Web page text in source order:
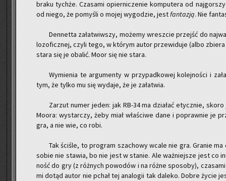
braku tych­że. Cza­sa­mi opier­ni­cze­nie kom­pu­te­ra od
od niego, że po­my­śli o mojej wy­go­dzie, jestfan­ta­zją. Nie
Den­net­ta za­ła­twiw­szy, mo­że­my wresz­cie przejść do
lo­zo­ficz­nej, czyli tego, w któ­rym autor prze­wi­du­je (albo
stara się je oba­lić. Moor się nie stara.
Wy­mie­nia te ar­gu­men­ty w przy­pad­ko­wej ko­lej­no­ści i
tym, że tylko mu się wy­da­je, że je za­ła­twia.
Za­rzut numer jeden: jak RB-34 ma dzia­łać etycz­nie,
Moora: wy­star­czy, żeby miał wła­ści­we dane i po­praw­nie je
gra, a nie wie, co robi.
Tak ści­śle, to pro­gram sza­cho­wy wcale nie gra. Gra­nie
sobie nie sta­wia, bo nie jest w sta­nie. Ale waż­niej­sze jest co
ność do gry (z róż­nych po­wo­dów i na różne spo­so­by),
mi dotąd autor nie pchał tej ana­lo­gii tak da­le­ko. Dobre życie